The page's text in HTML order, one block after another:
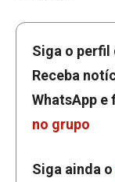
Siga o perfil
Receba
WhatsApp
no grupo
Siga ainda o